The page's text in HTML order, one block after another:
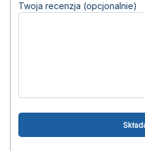
Twoja recenzja (opcjonalnie)